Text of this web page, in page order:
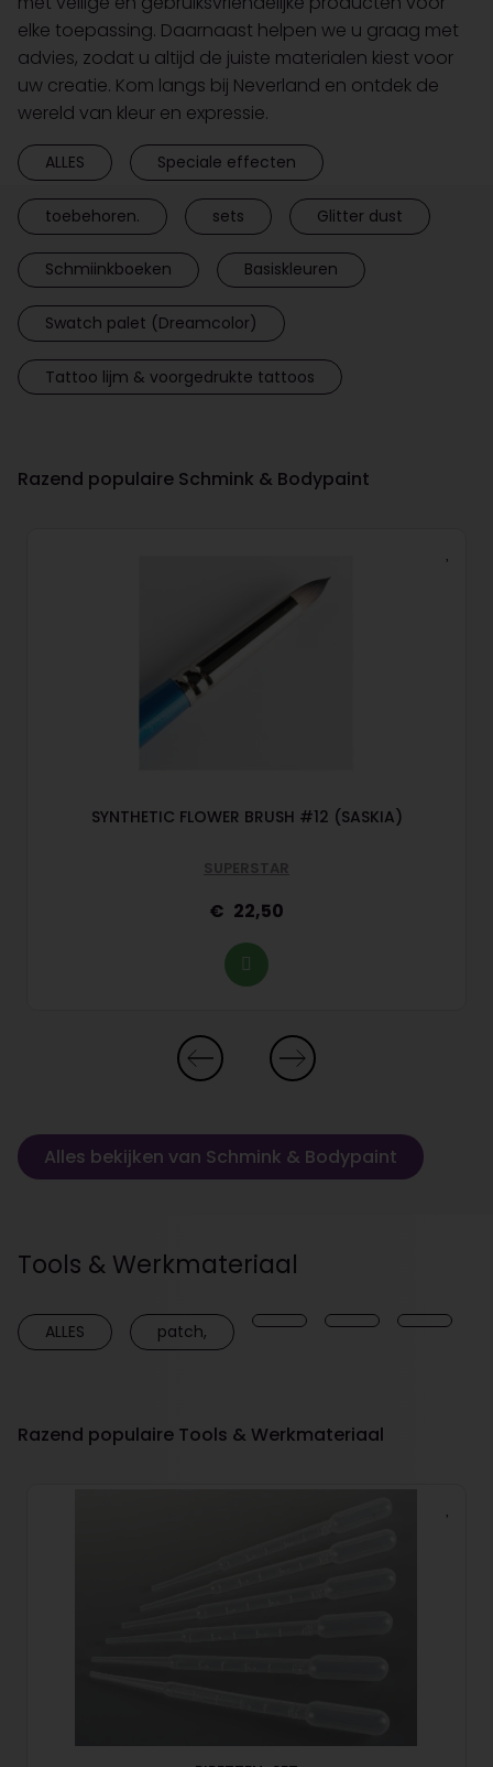
elke toepassing. Daarnaast helpen we u graag met
advies, zodat u altijd de juiste materialen kiest voor
uw creatie. Kom langs bij Neverland en ontdek de
wereld van kleur en expressie.
ALLES Speciale effecten
toebehoren. sets Glitter dust
Schmiinkboeken Basiskleuren
Swatch palet (Dreamcolor)
Tattoo lijm & voorgedrukte tattoos
Razend populaire Schmink & Bodypaint
SYNTHETIC FLOWER BRUSH #12 (SASKIA)
SUPERSTAR
22,50
Alles bekijken van Schmink & Bodypaint
Tools & Werkmateriaal
ALLES patch,
Razend populaire Tools & Werkmateriaal